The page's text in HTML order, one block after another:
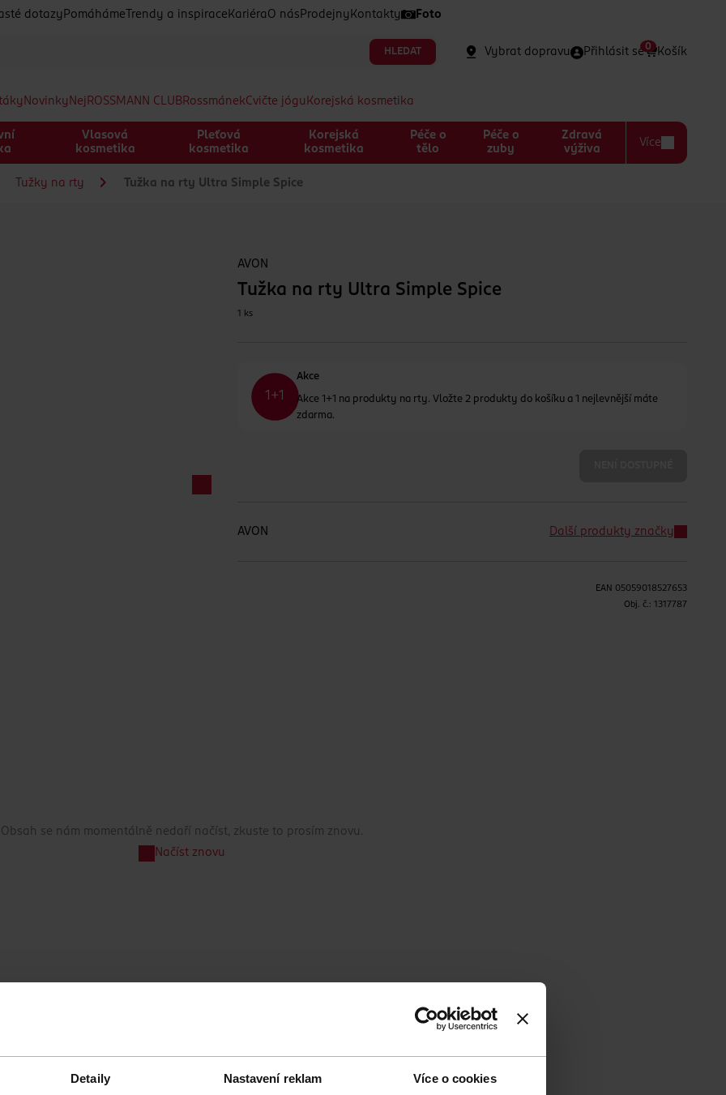
Detaily Nastavení reklam Více o cookies
dotazy Pomáháme Trendy a inspirace Kariéra O nás Prodejny Kontakty Foto
HLEDAT Vybrat dopravu Přihlásit se Košík
0
Novinky Nej ROSSMANN CLUBRossmánekCvičte jógu Korejská kosmetika
Vlasová
kosmetika
Pleťová
kosmetika
Korejská
kosmetika
Péče o
tělo
Péče o
zuby
Zdravá
výživa
Více
Tužky na rty Tužka na rty Ultra Simple Spice
AVON
Tužka na rty Ultra Simple Spice
1 ks
Akce
Akce 1+1 na produkty na rty. Vložte 2 produkty do košíku a 1 nejlevnější máte
zdarma.
AVON Další produkty značky
EAN 05059018527653
Obj. č.: 1317787
Obsah se nám momentálně nedaří načíst, zkuste to prosím znovu.
Načíst znovu